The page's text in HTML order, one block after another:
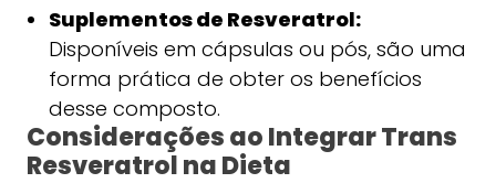
Suplementos de Resveratrol:
Disponíveis em cápsulas ou pós, são uma
forma prática de obter os benefícios
desse composto.
Considerações ao Integrar Trans
Resveratrol na Dieta